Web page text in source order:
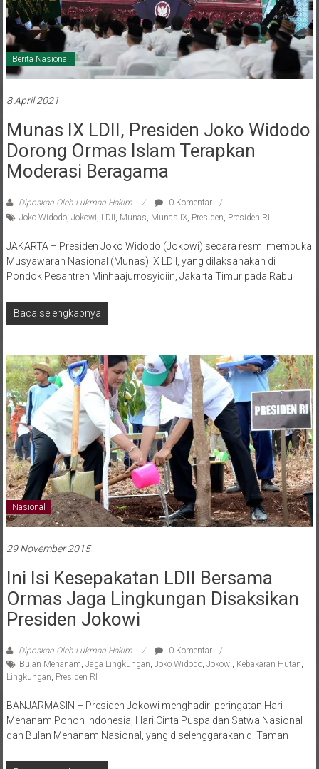
Berita Nasional
8 April 2021
Munas IX LDII, Presiden Joko Widodo
Dorong Ormas Islam Terapkan
Moderasi Beragama
Diposkan Oleh:Lukman Hakim
0 Komentar
Joko Widodo, Jokowi, LDII , Munas, Munas IX, Presiden, Presiden RI
JAKARTA – Presiden Joko Widodo (Jokowi) secara resmi membuka
Musyawarah Nasional (Munas) IX LDII, yang dilaksanakan di
Pondok Pesantren Minhaajurrosyidiin, Jakarta Timur pada Rabu
Baca selengkapnya
Nasional
29 November 2015
Ini Isi Kesepakatan LDII Bersama
Ormas Jaga Lingkungan Disaksikan
Presiden Jokowi
Diposkan Oleh:Lukman Hakim
0 Komentar
Bulan Menanam, Jaga Lingkungan, Joko Widodo, Jokowi, Kebakaran Hutan,
Lingkungan, Presiden RI
BANJARMASIN – Presiden Jokowi menghadiri peringatan Hari
Menanam Pohon Indonesia, Hari Cinta Puspa dan Satwa Nasional
dan Bulan Menanam Nasional, yang diselenggarakan di Taman